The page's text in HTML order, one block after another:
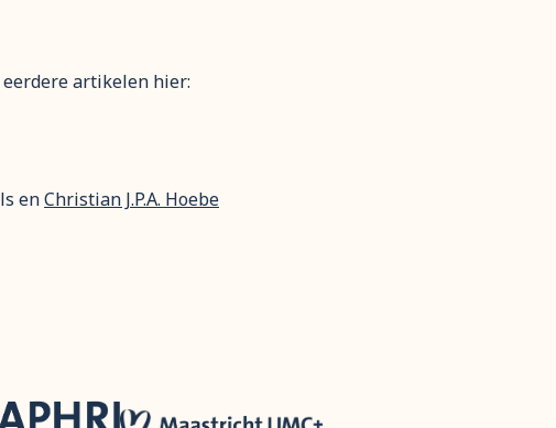
artikelen hier:
enChristian J.P.A. Hoebe